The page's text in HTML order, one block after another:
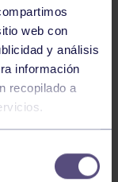
web con
y análisis
información
recopilado a